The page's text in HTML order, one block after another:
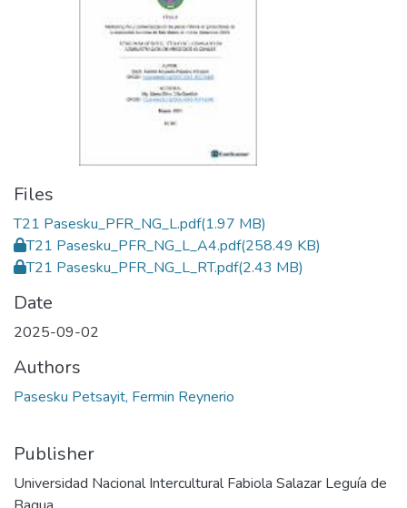
Files
T21 Pasesku_PFR_NG_L.pdf(1.97 MB)
T21 Pasesku_PFR_NG_L_A4.pdf(258.49 KB)
T21 Pasesku_PFR_NG_L_RT.pdf(2.43 MB)
Date
2025-09-02
Authors
Pasesku Petsayit, Fermin Reynerio
Publisher
Universidad Nacional Intercultural Fabiola Salazar Leguía de